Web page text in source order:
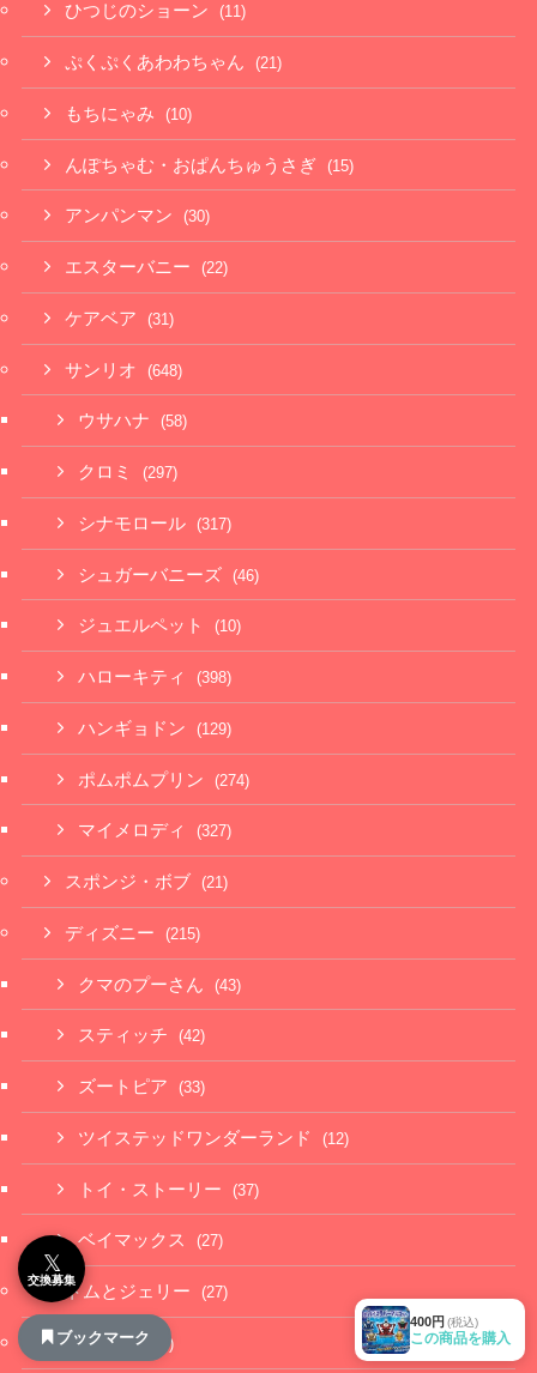
400円 (税込)
この商品を購入
ひつじのショーン (11)
ぷくぷくあわわちゃん (21)
もちにゃみ (10)
んぽちゃむ・おぱんちゅうさぎ (15)
アンパンマン (30)
エスターバニー (22)
ケアベア (31)
サンリオ (648)
ウサハナ (58)
クロミ (297)
シナモロール (317)
シュガーバニーズ (46)
ジュエルペット (10)
ハローキティ (398)
ハンギョドン (129)
ポムポムプリン (274)
マイメロディ (327)
スポンジ・ボブ (21)
ディズニー (215)
クマのプーさん (43)
スティッチ (42)
ズートピア (33)
ツイステッドワンダーランド (12)
トイ・ストーリー (37)
ベイマックス (27)
トムとジェリー (27)
ナルミヤ (59)
𝕏
交換募集
ブックマーク